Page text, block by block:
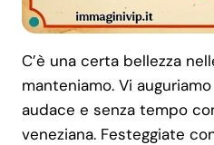
C’è una certa bellezza
manteniamo. Vi
audace e senza tempo
veneziana. Festeggiate